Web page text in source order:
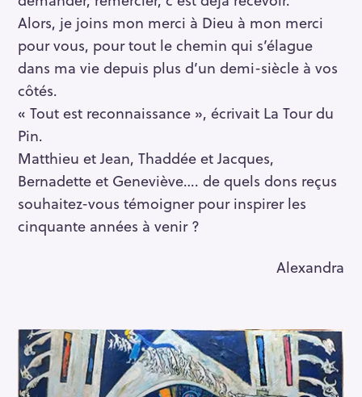
Alors, je joins mon merci à Dieu à mon merci
pour vous, pour tout le chemin qui s’élague
dans ma vie depuis plus d’un demi-siècle à vos
côtés.
« Tout est reconnaissance », écrivait La Tour du
Pin.
Matthieu et Jean, Thaddée et Jacques,
Bernadette et Geneviève…. de quels dons reçus
souhaitez-vous témoigner pour inspirer les
cinquante années à venir ?
Alexandra